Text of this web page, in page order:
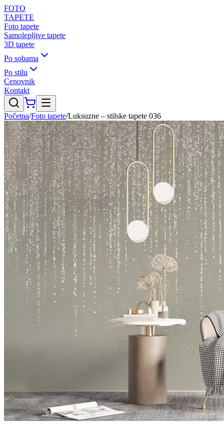
FOTO
TAPETE
Foto tapete
Samolepljive tapete
3D tapete
Po sobama
Po stilu
Cenovnik
Kontakt
Početna/Foto tapete/Luksuzne – stilske tapete 036